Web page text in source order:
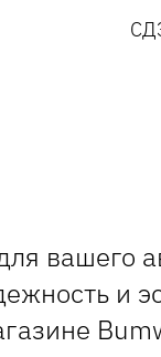
вашего
и